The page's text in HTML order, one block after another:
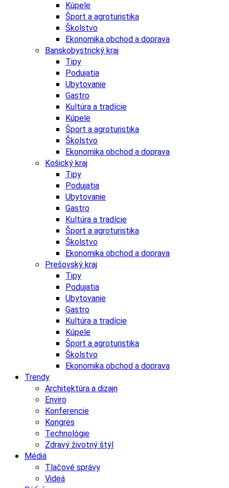
Kúpele
Šport a agroturistika
Školstvo
Ekonomika obchod a doprava
Banskobystrický kraj
Tipy
Podujatia
Ubytovanie
Gastro
Kultúra a tradície
Kúpele
Šport a agroturistika
Školstvo
Ekonomika obchod a doprava
Košický kraj
Tipy
Podujatia
Ubytovanie
Gastro
Kultúra a tradície
Šport a agroturistika
Školstvo
Ekonomika obchod a doprava
Prešovský kraj
Tipy
Podujatia
Ubytovanie
Gastro
Kultúra a tradície
Kúpele
Šport a agroturistika
Školstvo
Ekonomika obchod a doprava
Trendy
Architektúra a dizajn
Enviro
Konferencie
Kongres
Technológie
Zdravý životný štýl
Médiá
Tlačové správy
Videá